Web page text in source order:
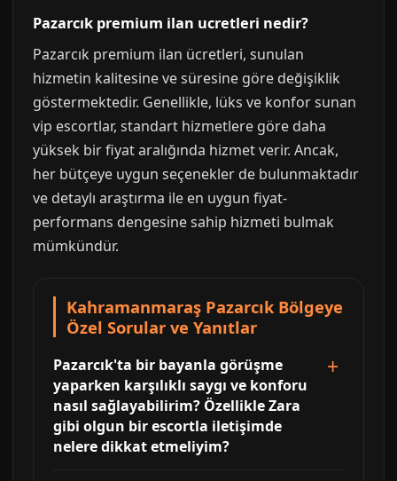
Pazarcık premium ilan ucretleri nedir?
Pazarcık premium ilan ücretleri, sunulan
hizmetin kalitesine ve süresine göre değişiklik
göstermektedir. Genellikle, lüks ve konfor sunan
vip escortlar, standart hizmetlere göre daha
yüksek bir fiyat aralığında hizmet verir. Ancak,
her bütçeye uygun seçenekler de bulunmaktadır
ve detaylı araştırma ile en uygun fiyat-
performans dengesine sahip hizmeti bulmak
mümkündür.
Kahramanmaraş Pazarcık Bölgeye
Özel Sorular ve Yanıtlar
Pazarcık'ta bir bayanla görüşme
yaparken karşılıklı saygı ve konforu
nasıl sağlayabilirim? Özellikle Zara
gibi olgun bir escortla iletişimde
nelere dikkat etmeliyim?